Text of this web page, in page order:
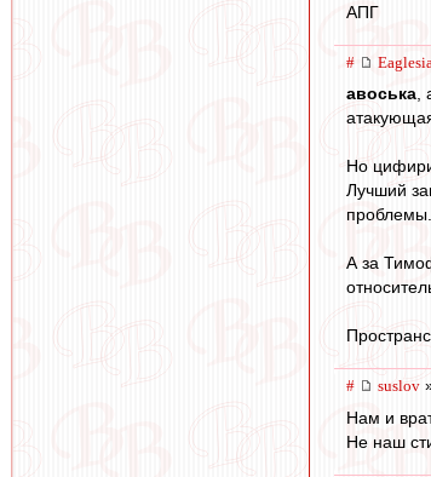
АПГ
#
авоська,
Но
Лучший
А за
# suslov
Нам и
Не наш